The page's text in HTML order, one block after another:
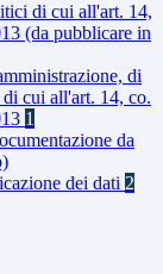
di cui all'art. 14,
(da pubblicare in
di
cui all'art. 14, co.
1
da
dei dati 2